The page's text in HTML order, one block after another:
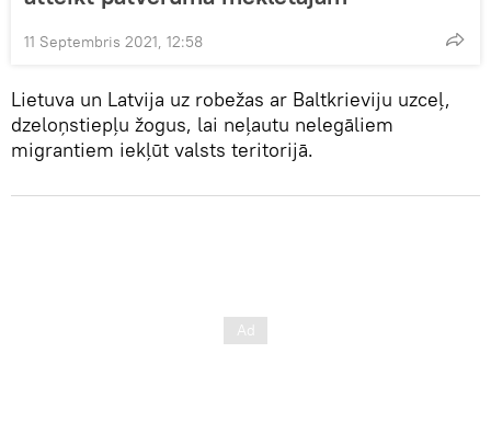
11 Septembris 2021, 12:58
Lietuva un Latvija uz robežas ar Baltkrieviju uzceļ,
dzeloņstiepļu žogus, lai neļautu nelegāliem
migrantiem iekļūt valsts teritorijā.